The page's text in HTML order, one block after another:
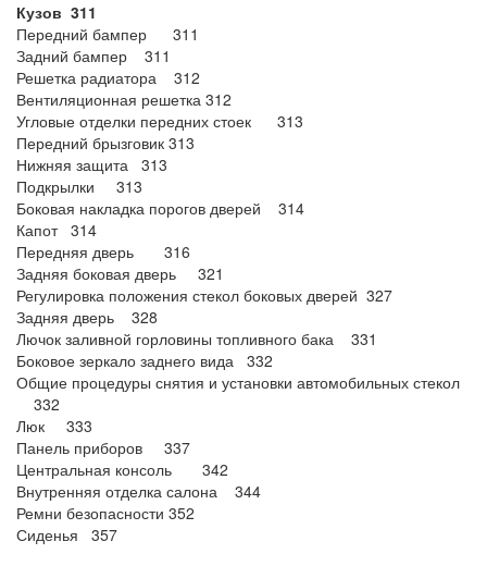
Кузов 311
Передний бампер 311
Задний бампер 311
Решетка радиатора 312
Вентиляционная решетка 312
Угловые отделки передних стоек 313
Передний брызговик 313
Нижняя защита 313
Подкрылки 313
Боковая накладка порогов дверей 314
Капот 314
Передняя дверь 316
Задняя боковая дверь 321
Регулировка положения стекол боковых дверей 327
Задняя дверь 328
Лючок заливной горловины топливного бака 331
Боковое зеркало заднего вида 332
Общие процедуры снятия и установки автомобильных стекол
332
Люк 333
Панель приборов 337
Центральная консоль 342
Внутренняя отделка салона 344
Ремни безопасности 352
Сиденья 357